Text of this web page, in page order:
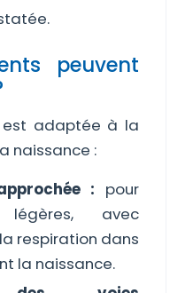
peuvent
est adaptée à la
naissance :
: pour
avec
respiration dans
la naissance.